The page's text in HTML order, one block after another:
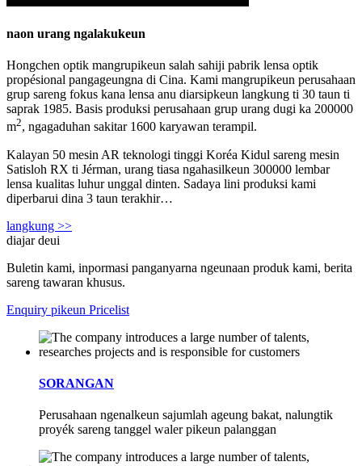
naon urang ngalakukeun
Hongchen optik mangrupikeun salah sahiji pabrik lensa optik
propésional pangageungna di Cina. Kami mangrupikeun perusahaan
grup sareng fokus kana lensa anu diarsipkeun langkung ti 30 taun ti
saprak 1985. Basis produksi perusahaan grup urang dugi ka 200000
m2, ngagaduhan sakitar 1600 karyawan terampil.
Kalayan 50 mesin AR teknologi tinggi Koréa Kidul sareng mesin
Satisloh RX ti Jérman, urang tiasa ngahasilkeun 300000 lembar
lensa kualitas luhur unggal dinten. Sadaya lini produksi kami
diperbarui dina 3 taun terakhir…
langkung >>
diajar deui
Buletin kami, inpormasi panganyarna ngeunaan produk kami, berita
sareng tawaran khusus.
Enquiry pikeun Pricelist
SORANGAN
Perusahaan ngenalkeun sajumlah ageung bakat, nalungtik
proyék sareng tanggel waler pikeun palanggan